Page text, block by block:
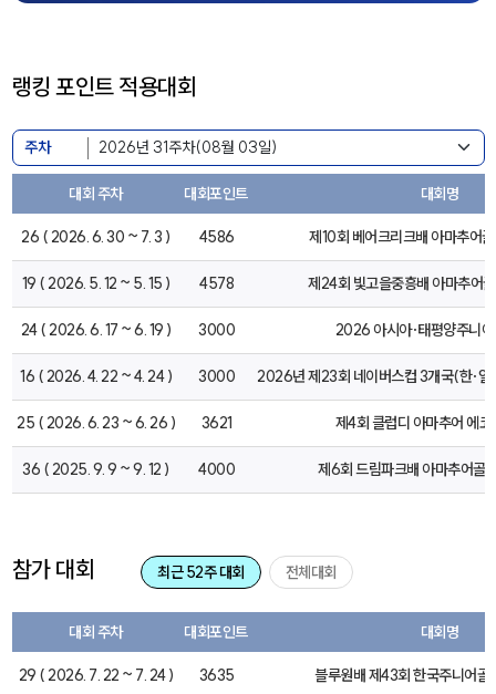
랭킹 포인트 적용대회
주차
대회 주차 대회포인트 대회명
26 ( 2026. 6. 30 ~ 7. 3 ) 4586 제10회 베어크리크배 아마추어
19 ( 2026. 5. 12 ~ 5. 15 ) 4578 제24회 빛고을중흥배 아마추어
24 ( 2026. 6. 17 ~ 6. 19 ) 3000 2026 아시아·태평양주니
16 ( 2026. 4. 22 ~ 4. 24 ) 3000 2026년 제23회 네이버스컵 3개국(한·일
25 ( 2026. 6. 23 ~ 6. 26 ) 3621 제4회 클럽디 아마추어 에코
36 ( 2025. 9. 9 ~ 9. 12 ) 4000 제6회 드림파크배 아마추어골
참가 대회 최근 52주 대회 전체대회
대회 주차 대회포인트 대회명
29 ( 2026. 7. 22 ~ 7. 24 ) 3635 블루원배 제43회 한국주니어골